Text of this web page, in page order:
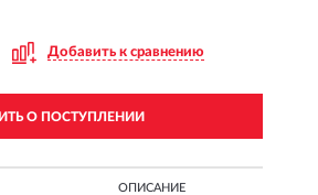
Добавить к сравнению
О ПОСТУПЛЕНИИ
ОПИСАНИЕ